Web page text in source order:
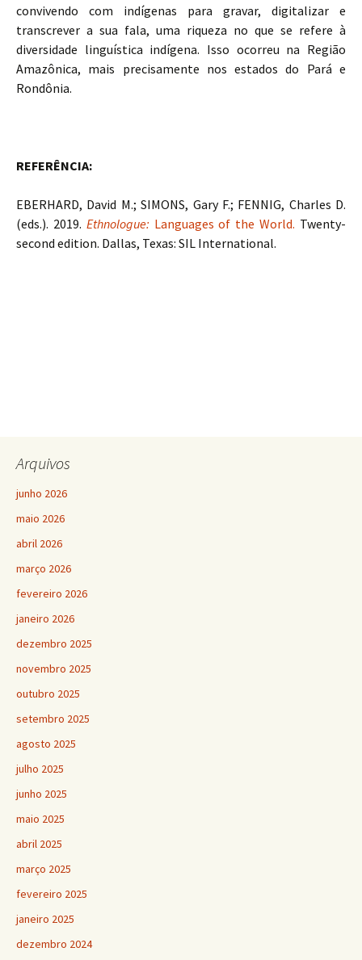
convivendo com indígenas para gravar, digitalizar e
transcrever a sua fala, uma riqueza no que se refere à
diversidade linguística indígena. Isso ocorreu na Região
Amazônica, mais precisamente nos estados do Pará e
Rondônia.
REFERÊNCIA:
EBERHARD, David M.; SIMONS, Gary F.; FENNIG, Charles D.
(eds.). 2019. Ethnologue: Languages of the World. Twenty-
second edition. Dallas, Texas: SIL International.
Arquivos
junho 2026
maio 2026
abril 2026
março 2026
fevereiro 2026
janeiro 2026
dezembro 2025
novembro 2025
outubro 2025
setembro 2025
agosto 2025
julho 2025
junho 2025
maio 2025
abril 2025
março 2025
fevereiro 2025
janeiro 2025
dezembro 2024